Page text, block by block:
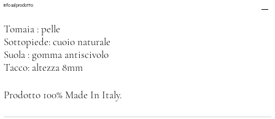
Info sul prodotto
Tomaia : pelle
Sottopiede: cuoio naturale
Suola : gomma antiscivolo
Tacco: altezza 8mm
Prodotto 100% Made In Italy.